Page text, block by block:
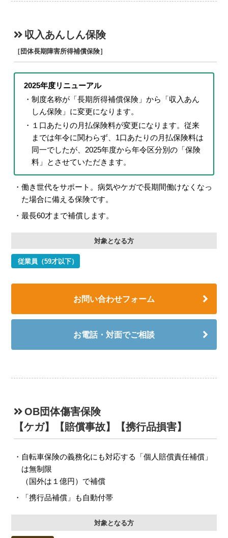
収入あんしん保険
［団体長期障害所得補償保険］
2025年度リニューアル
制度名称が「長期所得補償保険」から「収入あん
しん保険」に変更になります。
１口あたりの月払保険料が変更になります。従来
までは年令に関わらず、1口あたりの月払保険料は
同一でしたが、2025年度から年令区分別の「保険
料」とさせていただきます。
働き世代をサポート。病気やケガで長期間働けなくなっ
た場合に備える保険です。
最長60才まで補償します。
対象となる方
従業員（59才以下）
お問い合わせフォーム
お電話・対面でご相談
OB団体傷害保険
【ケガ】【賠償事故】【携行品損害】
自転車保険の義務化にも対応する「個人賠償責任補償」
は無制限
（国外は１億円）で補償
「携行品補償」も自動付帯
対象となる方